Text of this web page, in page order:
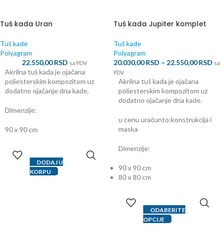
Tuš kada Uran
Tuš kade
Polyagram
22.550,00RSD sa PDV
Akrilna tuš kada je ojačana
poliesterskim kompozitom uz
dodatno ojačanje dna kade.
Dimenzije:
90 x 90 cm
DODAJ U
KORPU
Tuš kada Jupiter komplet
Tuš kade
Polyagram
20.030,00RSD – 22.550,00RSD sa
PDV
Akrilna tuš kada je ojačana
poliesterskim kompozitom uz
dodatno ojačanje dna kade.
u cenu uračunto:konstrukcija i
maska
Dimenzije:
90 x 90 cm
80 x 80 cm
ODABERITE
OPCIJE